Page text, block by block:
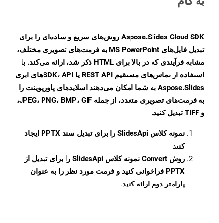
Aspose.Slides Cloud SDK روش‌های سریع و ساده‌ای را برای
تبدیل فایل‌های MS PowerPoint به فرمت‌های تصویری مختلف،
مشابه فرآیندی که در بالا برای HTML ذکر شد، ارائه می‌کند. با
استفاده از تماس‌های مستقیم REST API یا SDK، APIهای ابری
Aspose.Slides به شما امکان می‌دهند اسلایدهای پاورپوینت را
به فرمت‌های تصویری متعدد، از جمله JPEG، PNG، BMP، GIF،
و TIFF تبدیل کنید.
نمونه کلاس SlidesApi
را برای تبدیل سند PPTX ایجاد
کنید
روش Convert
نمونه کلاس SlidesApi را برای تبدیل از
PPTX فراخوانی کنید و فرمت مورد نظر را به عنوان
پارامتر دوم ارائه کنید.